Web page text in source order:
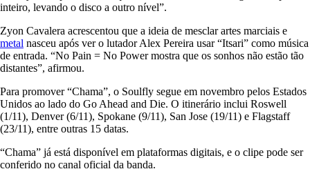
inteiro, levando o disco a outro nível”.
Zyon Cavalera acrescentou que a ideia de mesclar artes marciais e
metal nasceu após ver o lutador Alex Pereira usar “Itsari” como música
de entrada. “No Pain = No Power mostra que os sonhos não estão tão
distantes”, afirmou.
Para promover “Chama”, o Soulfly segue em novembro pelos Estados
Unidos ao lado do Go Ahead and Die. O itinerário inclui Roswell
(1/11), Denver (6/11), Spokane (9/11), San Jose (19/11) e Flagstaff
(23/11), entre outras 15 datas.
“Chama” já está disponível em plataformas digitais, e o clipe pode ser
conferido no canal oficial da banda.